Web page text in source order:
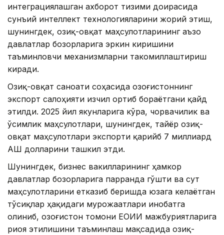
интеграциялашган ахборот тизими доирасида
сунъий интеллект технологияларини жорий этиш,
шунингдек, озиқ-овқат маҳсулотларининг аъзо
давлатлар бозорларига эркин киришини
таъминловчи механизмларни такомиллаштириш
киради.
Озиқ-овқат саноати соҳасида Қозоғистоннинг
экспорт салоҳияти изчил ортиб бораётгани қайд
этилди. 2025 йил якунларига кўра, чорвачилик ва
ўсимлик маҳсулотлари, шунингдек, тайёр озиқ-
овқат маҳсулотлари экспорти қарийб 7 миллиард
АҚШ долларини ташкил этди.
Шунингдек, бизнес вакилларининг ҳамкор
давлатлар бозорларига парранда гўшти ва сут
маҳсулотларини етказиб беришда юзага келаётган
тўсиқлар ҳақидаги мурожаатлари инобатга
олиниб, Қозоғистон томони ЕОИИ мажбуриятларига
риоя этилишини таъминлаш мақсадида озиқ-